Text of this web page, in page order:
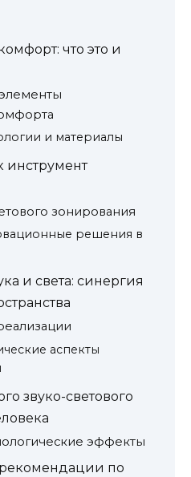
что это и
и материалы
зонирования
решения в
и света: синергия
аспекты
звуко-светового
эффекты
по